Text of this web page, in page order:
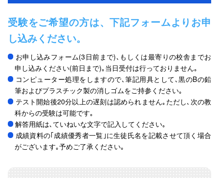
受験をご希望の方は、下記フォームよりお申
し込みください。
お申し込みフォーム(3日前まで)､もしくは最寄りの校舎までお
申し込みください(前日まで)｡当日受付は行っておりません｡
コンピューター処理をしますので､筆記用具として､黒のBの鉛
筆およびプラスチック製の消しゴムをご持参ください｡
テスト開始後20分以上の遅刻は認められません｡ただし､次の教
科からの受験は可能です｡
解答用紙は､ていねいな文字で記入してください｡
成績資料の｢成績優秀者一覧｣に生徒氏名を記載させて頂く場合
がございます｡予めご了承ください｡